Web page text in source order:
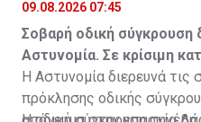
09.08.2026 07:45
Σοβαρή οδική σύγκρουση
Αστυνομία. Σε κρίσιμη
Η Αστυνομία διερευνά τις
πρόκλησης οδικής